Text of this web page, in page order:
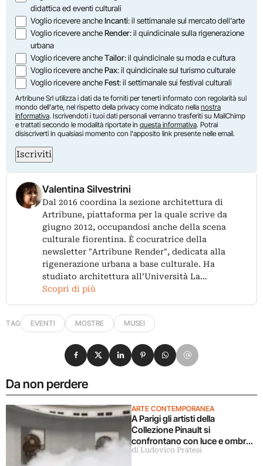
didattica ed eventi culturali
Voglio ricevere ancheIncanti: il settimanale sul mercato dell'arte
Voglio ricevere ancheRender: il quindicinale sulla rigenerazione
urbana
Voglio ricevere ancheTailor: il quindicinale su moda e cultura
Voglio ricevere anchePax: il quindicinale sul turismo culturale
Voglio ricevere ancheFest: il settimanale sui festival culturali
Artribune Srl utilizza i dati da te forniti per tenerti informato con regolarità sul
mondo dell'arte, nel rispetto della privacy come indicato nella nostra
informativa. Iscrivendoti i tuoi dati personali verranno trasferiti su MailChimp
e trattati secondo le modalità riportate in questa informativa. Potrai
disiscriverti in qualsiasi momento con l'apposito link presente nelle email.
Iscriviti
Valentina Silvestrini
Dal 2016 coordina la sezione architettura di
Artribune, piattaforma per la quale scrive da
giugno 2012, occupandosi anche della scena
culturale fiorentina. È cocuratrice della
newsletter "Artribune Render", dedicata alla
rigenerazione urbana a base culturale. Ha
studiato architettura all’Università La…
Scopri di più
TAG EVENTI MOSTRE MUSEI
Da non perdere
ARTE CONTEMPORANEA
A Parigi gli artisti della
Collezione Pinault si
confrontano con luce e ombra
in una grande mostra
di Ludovico Pratesi
Condividi su Facebook
Condividi su X
Condividi su LinkedIn
Condividi su Pinterest
Condividi su WhatsApp
Condividi su Email